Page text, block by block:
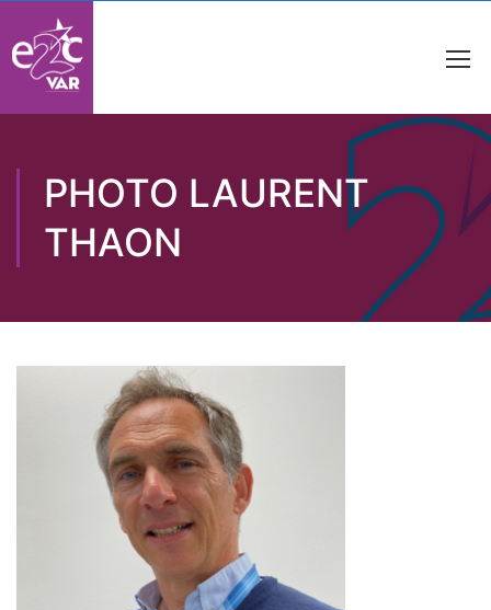
PHOTO LAURENT
THAON